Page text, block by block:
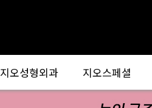
지오성형외과 지오스페셜